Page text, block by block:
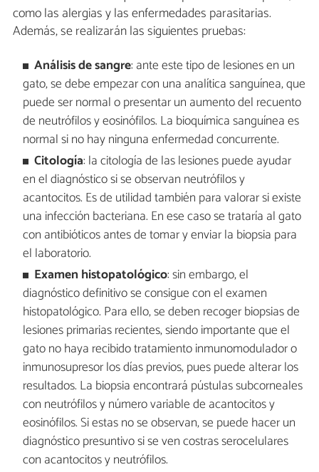
como las alergias y las enfermedades parasitarias.
Además, se realizarán las siguientes pruebas:
Análisis de sangre: ante este tipo de lesiones en un
gato, se debe empezar con una analítica sanguínea, que
puede ser normal o presentar un aumento del recuento
de neutrófilos y eosinófilos. La bioquímica sanguínea es
normal si no hay ninguna enfermedad concurrente.
Citología: la citología de las lesiones puede ayudar
en el diagnóstico si se observan neutrófilos y
acantocitos. Es de utilidad también para valorar si existe
una infección bacteriana. En ese caso se trataría al gato
con antibióticos antes de tomar y enviar la biopsia para
el laboratorio.
Examen histopatológico: sin embargo, el
diagnóstico definitivo se consigue con el examen
histopatológico. Para ello, se deben recoger biopsias de
lesiones primarias recientes, siendo importante que el
gato no haya recibido tratamiento inmunomodulador o
inmunosupresor los días previos, pues puede alterar los
resultados. La biopsia encontrará pústulas subcorneales
con neutrófilos y número variable de acantocitos y
eosinófilos. Si estas no se observan, se puede hacer un
diagnóstico presuntivo si se ven costras serocelulares
con acantocitos y neutrófilos.